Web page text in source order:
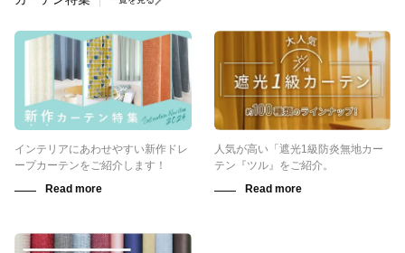
インテリアにあわせやすい新作ドレ
ープカーテンをご紹介します！
人気が高い「遮光1級防炎無地カー
テン『ツル』をご紹介。